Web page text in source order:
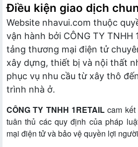
Điều kiện giao dịch
Website nhavui.com thuộc
vận hành bởi CÔNG TY TNHH
tảng thương mại điện tử
xây dựng, thiết bị và nội thất
phục vụ nhu cầu từ xây thô
trình nhà ở.
CÔNG TY TNHH 1RETAIL cam kết
tuân thủ các quy định của pháp
mại điện tử và bảo vệ quyền lợi